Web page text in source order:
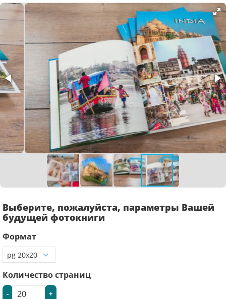
Выберите, пожалуйста, параметры Вашей
будущей фотокниги
Формат
Количество страниц
- +